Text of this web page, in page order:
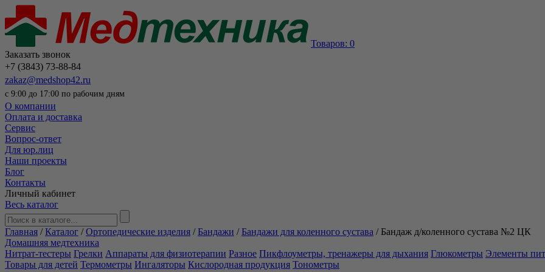
Товаров: 0
Заказать звонок
+7 (3843) 73-88-84
zakaz@medshop42.ru
с 9:00 до 17:00 по рабочим дням
О компании
Оплата и доставка
Сервис
Вопрос-ответ
Для юр.лиц
Наши проекты
Блог
Контакты
Личный кабинет
Весь каталог
Главная /Каталог /Ортопедические изделия / Бандажи / Бандажи для коленного сустава / Бандаж д/коленного сустава №2 ЦК
Домашняя медтехника
Нитрат-тестеры Грелки Аппараты для физиотерапии Разное Пикфлоуметры, тренажеры для дыхания Глюкометры Элементы
Товары для детей Термометры Ингаляторы Кислородная продукция Тонометры